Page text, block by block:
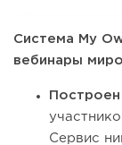
Система My
вебинары
Сервис